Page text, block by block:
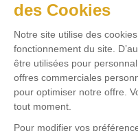
des Cookies
Notre site utilise des
fonctionnement du site.
être utilisées pour
offres commerciales
pour optimiser notre offre.
tout moment.
Pour modifier vos
sitemap
NOUS SUIVRE
FacebookTwitter
FLUX RSS